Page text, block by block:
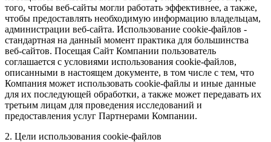
того, чтобы веб-сайты могли работать эффективнее, а также,
чтобы предоставлять необходимую информацию владельцам,
администрации веб-сайта. Использование cookie-файлов -
стандартная на данный момент практика для большинства
веб-сайтов. Посещая Сайт Компании пользователь
соглашается с условиями использования cookie-файлов,
описанными в настоящем документе, в том числе с тем, что
Компания может использовать cookie-файлы и иные данные
для их последующей обработки, а также может передавать их
третьим лицам для проведения исследований и
предоставления услуг Партнерами Компании.
2. Цели использования cookie-файлов